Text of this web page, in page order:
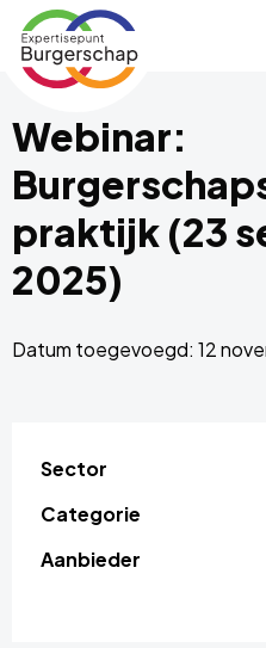
Expertisepunt
Burgerschap
Webinar:
praktijk (23
2025)
Datum toegevoegd: 12
Sector
Categorie
Aanbieder